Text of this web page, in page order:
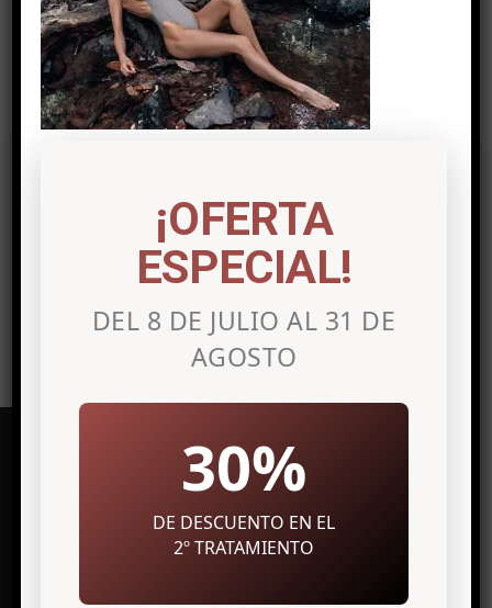
publicar un comentario.
Clínica de medicina estética en
¡OFERTA
ESPECIAL!
DEL 8 DE JULIO AL 31 DE
AGOSTO
30%
DE DESCUENTO EN EL
2º TRATAMIENTO